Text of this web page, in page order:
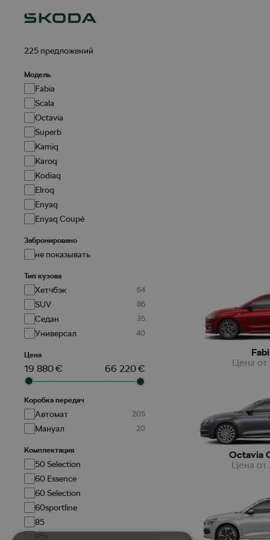
225 предложений
Модель
Fabia
Scala
Octavia
Superb
Kamiq
Karoq
Kodiaq
Elroq
Enyaq
Enyaq Coupé
Забронировано
не показывать
Тип кузова
Хетчбэк
SUV
Седан
Универсал
Цена
19 880€ 66 220€
Коробка передач
Aвтомат
Мануал
Kомплектация
50 Selection
60 Essence
60 Selection
60sportline
85
Цена от
Octavia
Цена от